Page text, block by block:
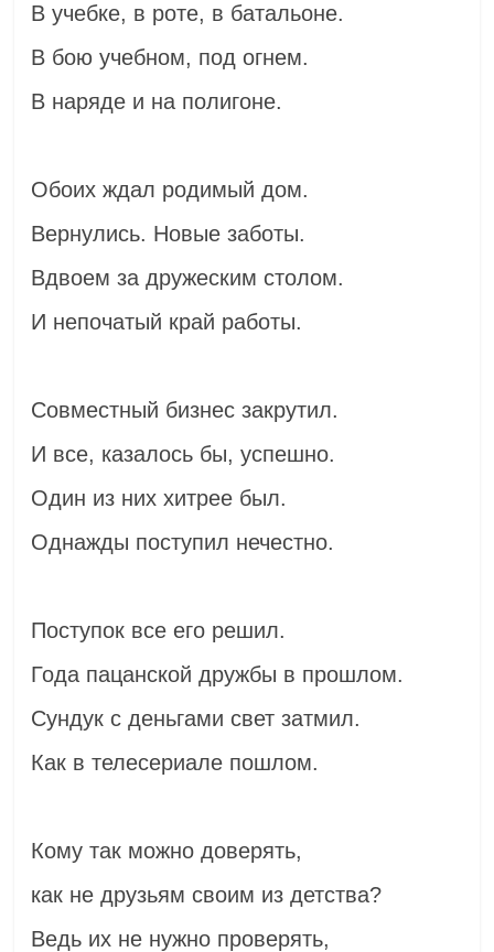
В учебке, в роте, в батальоне.
В бою учебном, под огнем.
В наряде и на полигоне.
Обоих ждал родимый дом.
Вернулись. Новые заботы.
Вдвоем за дружеским столом.
И непочатый край работы.
Совместный бизнес закрутил.
И все, казалось бы, успешно.
Один из них хитрее был.
Однажды поступил нечестно.
Поступок все его решил.
Года пацанской дружбы в прошлом.
Сундук с деньгами свет затмил.
Как в телесериале пошлом.
Кому так можно доверять,
как не друзьям своим из детства?
Ведь их не нужно проверять,